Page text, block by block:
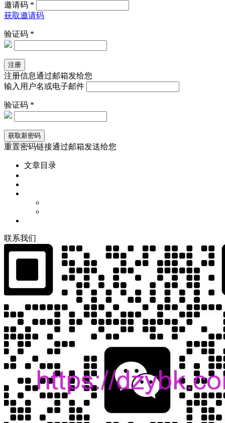
邀请码 *
获取邀请码
验证码 *
注册信息通过邮箱发给您
输入用户名或电子邮件
验证码 *
重置密码链接通过邮箱发送给您
文章目录
联系我们